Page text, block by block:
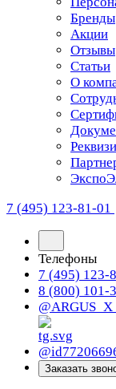
Бренды
Акции
Отзывы
Статьи
О
7 (495) 123-81-01
Телефоны
7 (495) 123-
8 (800) 101-
Заказать